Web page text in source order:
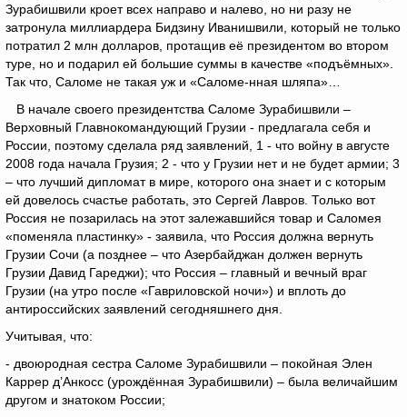
Зурабишвили кроет всех направо и налево, но ни разу не
затронула миллиардера Бидзину Иванишвили, который не только
потратил 2 млн долларов, протащив её президентом во втором
туре, но и подарил ей большие суммы в качестве «подъёмных».
Так что, Саломе не такая уж и «Саломе-нная шляпа»…
В начале своего президентства Саломе Зурабишвили –
Верховный Главнокомандующий Грузии - предлагала себя и
России, поэтому сделала ряд заявлений, 1 - что войну в августе
2008 года начала Грузия; 2 - что у Грузии нет и не будет армии; 3
– что лучший дипломат в мире, которого она знает и с которым
ей довелось счастье работать, это Сергей Лавров. Только вот
Россия не позарилась на этот залежавшийся товар и Саломея
«поменяла пластинку» - заявила, что Россия должна вернуть
Грузии Сочи (а позднее – что Азербайджан должен вернуть
Грузии Давид Гареджи); что Россия – главный и вечный враг
Грузии (на утро после «Гавриловской ночи») и вплоть до
антироссийских заявлений сегодняшнего дня.
Учитывая, что:
- двоюродная сестра Саломе Зурабишвили – покойная Элен
Каррер д’Анкосс (урождённая Зурабишвили) – была величайшим
другом и знатоком России;